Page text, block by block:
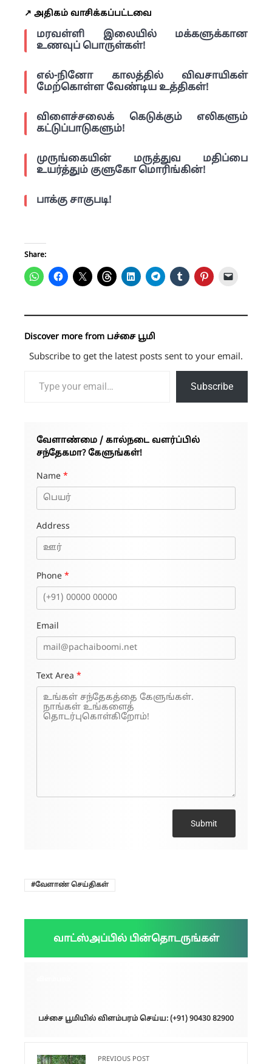
↗️ அதிகம் வாசிக்கப்பட்டவை
மரவள்ளி இலையில் மக்களுக்கான
உணவுப் பொருள்கள்!
எல்-நினோ காலத்தில் விவசாயிகள்
மேற்கொள்ள வேண்டிய உத்திகள்!
விளைச்சலைக் கெடுக்கும் எலிகளும்
கட்டுப்பாடுகளும்!
முருங்கையின் மருத்துவ மதிப்பை
உயர்த்தும் குளுகோ மொரிங்கின்!
பாக்கு சாகுபடி!
Share:
Discover more from பச்சை பூமி
Subscribe to get the latest posts sent to your email.
Subscribe
வேளாண்மை / கால்நடை வளர்ப்பில்
சந்தேகமா? கேளுங்கள்!
Name *
Address
Phone *
Email
Text Area *
Submit
வேளாண் செய்திகள்
வாட்ஸ்அப்பில் பின்தொடருங்கள்
பச்சை பூமியில் விளம்பரம் செய்ய: (+91) 90430 82900
PREVIOUS POST